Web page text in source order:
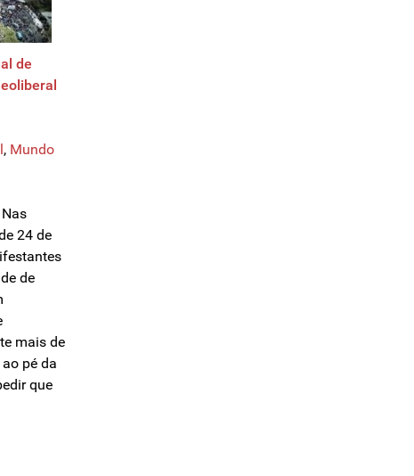
de
, Mundo
24 de
de
mais de
pé da
que